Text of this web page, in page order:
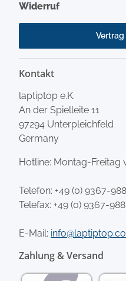
Widerruf
Kontakt
laptiptop e.K.
An der Spielleite 11
97294 Unterpleichfeld
Germany
Hotline: Montag-Freitag
Telefon: +49 (0) 9367-
Telefax: +49 (0) 9367-
E-Mail:
Zahlung & Versand